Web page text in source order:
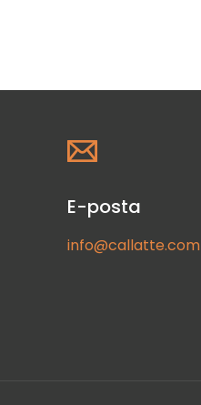
E-posta
info@callatte.com